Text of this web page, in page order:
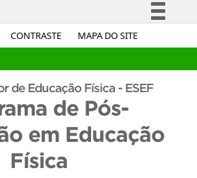
CONTRASTE MAPA DO SITE
Simplifique!
Acesso à informação
Legislação
Canais
de Educação Física - ESEF
de Pós-
em Educação
Física